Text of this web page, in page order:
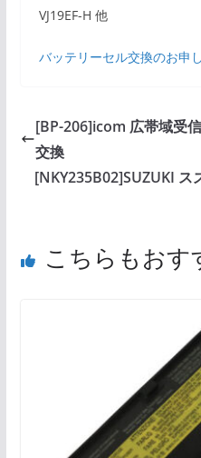
VJ19EF-H 他
バッテリーセル交換のお申
[BP-206]icom 広帯域受
交換
[NKY235B02]SUZUKI ス
こちらもおす